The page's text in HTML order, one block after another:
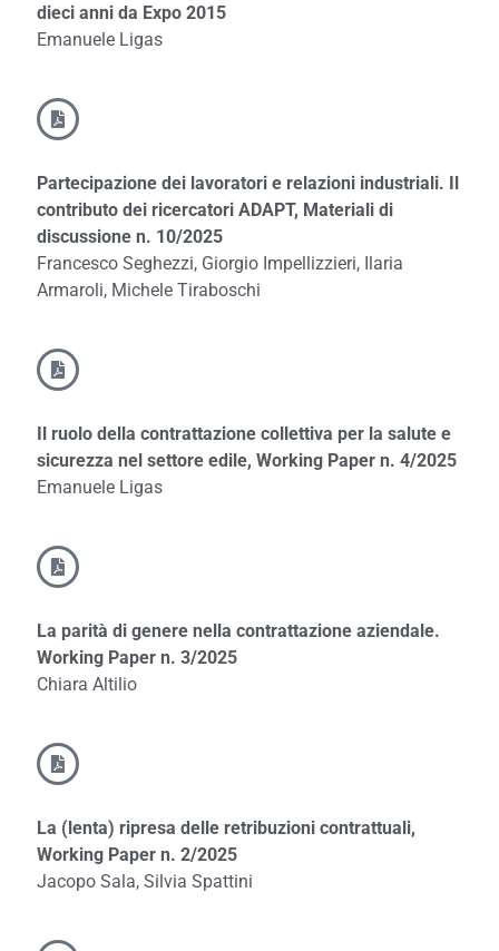
dieci anni da Expo 2015
Emanuele Ligas
Partecipazione dei lavoratori e relazioni industriali. Il
contributo dei ricercatori ADAPT, Materiali di
discussione n. 10/2025
Francesco Seghezzi, Giorgio Impellizzieri, Ilaria
Armaroli, Michele Tiraboschi
Il ruolo della contrattazione collettiva per la salute e
sicurezza nel settore edile, Working Paper n. 4/2025
Emanuele Ligas
La parità di genere nella contrattazione aziendale.
Working Paper n. 3/2025
Chiara Altilio
La (lenta) ripresa delle retribuzioni contrattuali,
Working Paper n. 2/2025
Jacopo Sala, Silvia Spattini